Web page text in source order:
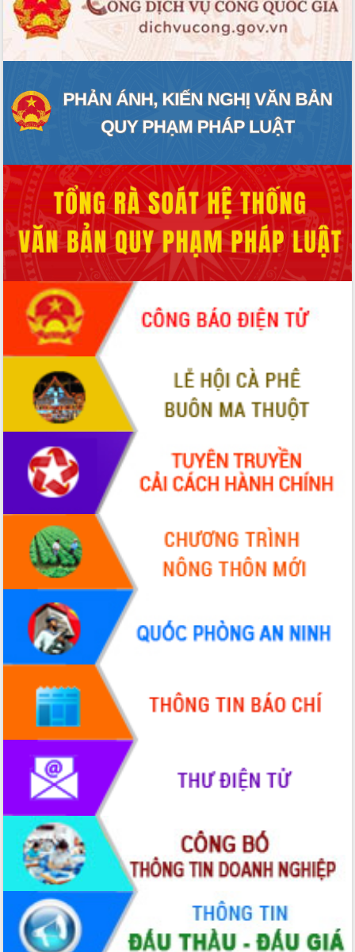
Bàn giải pháp tháo gỡ khó khăn trong
xuất khẩu sầu riêng và triển khai quy
định EUDR
Thứ trưởng Bộ Nông nghiệp và Môi
vùng trồng và doanh nghiệp đóng gói
sầu riêng tại Đắk Lắk
Trình diễn nghệ thuật chế biến các
Đắk Lắk công bố Quy hoạch và xúc
tiến đầu tư tỉnh
Ngành cá ngừ Đắk Lắk chủ động thích
ứng để giữ vững thị trường xuất khẩu
Diễn đàn Kinh tế tư nhân Việt Nam đột
phá cơ chế - Hợp tác công tư
Đề án 06 tạo bước ngoặt đột phá trong
cải cách hành chính tỉnh Đắk Lắk
Kết nối tour, đẩy mạnh chuyển đổi số
để phát triển du lịch Đắk Lắk
Khởi động Dự án Đầu tư xây dựng hạ
tầng kỹ thuật Cụm công nghiệp Tân
Gặp mặt các cơ quan báo chí nhân Kỷ
niệm 101 năm Ngày Báo chí Cách
mạng Việt Nam
Đắk Lắk sơ kết 4 năm triển khai thực
hiện Đề án 06 của Chính phủ
Họp báo thông tin về Hội nghị Công bố
Quy hoạch và Xúc tiến đầu tư tỉnh Đắk
Lắk
Khơi thông điểm nghẽn, đẩy nhanh
giải ngân vốn khắc phục thiên tai
HĐND tỉnh thông qua điều chỉnh Quy
hoạch tỉnh thời kỳ 2021-2030
Hội thảo góp ý hồ sơ điều chỉnh quy
hoạch tỉnh Đắk Lắk thời kỳ 2021-2030,
tầm nhìn đến năm 2050
Nâng cao hiệu quả hoạt động của các
doanh nghiệp nhà nước
Hội nghị triển khai kết nối mạng
truyền số liệu chuyên dùng phục vụ cơ
quan Đảng, Nhà nước
Lễ phát động chuỗi hoạt động chung
tay làm sạch môi trường
Xã Ea Kar bước chuyển mình trong
công tác cải cách hành chính mô hình
UBND tỉnh họp báo định kỳ tháng 4
năm 2026
Hội thảo khoa học “Giải pháp thúc đẩy
phát triển nền kinh tế xanh tại tỉnh
Đắk Lắk”
Tăng cường giám sát, đôn đốc thực
hiện nhiệm vụ quản lý tài sản công
hàng tuần